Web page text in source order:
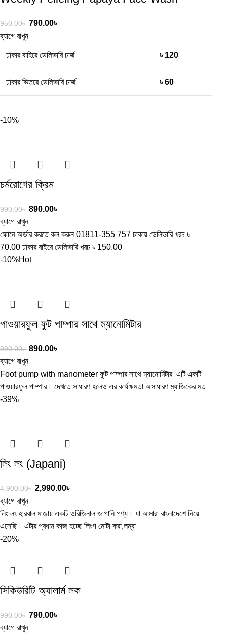
950.00৳ 790.00৳
ব্যাগে রাখুন
ঢাকার বাহিরে ডেলিভারি চার্জ ৳ 120
ঢাকার ভিতরে ডেলিভারি চার্জ ৳ 60
-10%
চর্মরোগের ক্রিম
990.00৳ 890.00৳
ব্যাগে রাখুন
ফোনে অর্ডার করতে কল করুন 01811-355 757 ঢাকায় ডেলিভারি খরচ ৳
70.00 ঢাকার বাইরে ডেলিভারি খরচ ৳ 150.00
-10%Hot
পাওয়ারফুল ফুট পাম্পার সাথে ম্যানোমিটার
990.00৳ 890.00৳
ব্যাগে রাখুন
Foot pump with manometer ফুট পাম্পার সাথে ম্যানোমিটার এটি একটি
পাওয়ারফুল পাম্পার। দেখতে সাধারণ হলেও এর কার্যক্ষমতা অসাধারণ ম্যাজিকের মত
-39%
লিং লং (Japani)
4,900.00৳ 2,990.00৳
ব্যাগে রাখুন
লিং লং হারবাল মাজায় একটি ওরিজিনাল জাপানি পণ্য। যা আমারা বাংলাদেশে নিয়ে
এসেছি। এটার প্রধান কাজ হচ্ছে লিংগ মোটা করা,লম্বা
-20%
সিকিউরিটি অ্যালার্ম লক
990.00৳ 790.00৳
ব্যাগে রাখুন